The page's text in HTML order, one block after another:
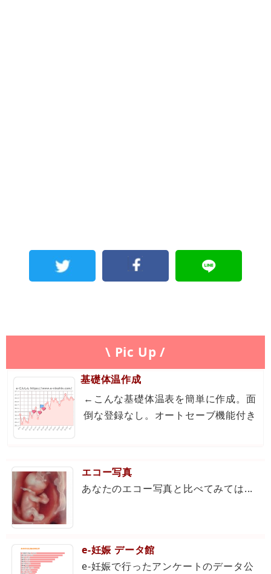
\ Pic Up /
基礎体温作成
←こんな基礎体温表を簡単に作成。面
倒な登録なし。オートセーブ機能付き
エコー写真
あなたのエコー写真と比べてみては...
e-妊娠 データ館
e-妊娠で行ったアンケートのデータ公